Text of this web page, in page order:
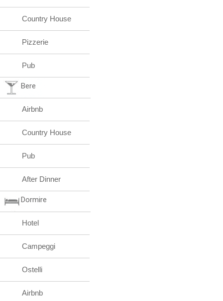
Country House
Pizzerie
Pub
Bere
Airbnb
Country House
Pub
After Dinner
Dormire
Hotel
Campeggi
Ostelli
Airbnb